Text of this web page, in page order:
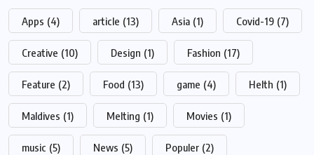
Apps (4) article (13) Asia (1) Covid-19 (7)
Creative (10) Design (1) Fashion (17)
Feature (2) Food (13) game (4) Helth (1)
Maldives (1) Melting (1) Movies (1)
music (5) News (5) Populer (2)